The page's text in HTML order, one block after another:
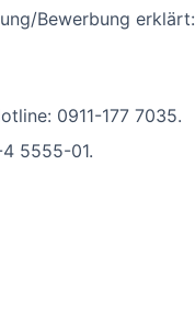
Bewerbung erklärt:
0911-177 7035.
5555-01.